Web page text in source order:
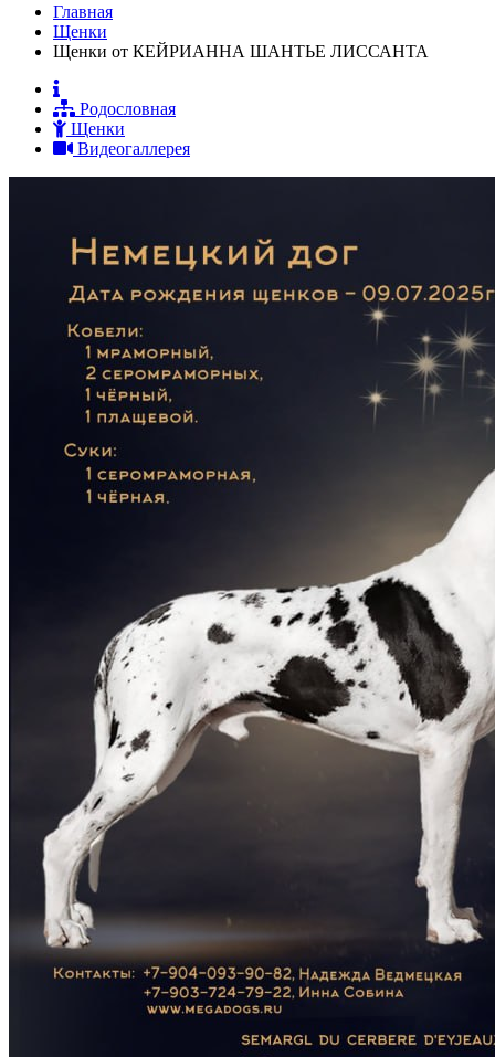
Главная
Щенки
Щенки от КЕЙРИАННА ШАНТЬЕ ЛИССАНТА
Родословная
Щенки
Видеогаллерея